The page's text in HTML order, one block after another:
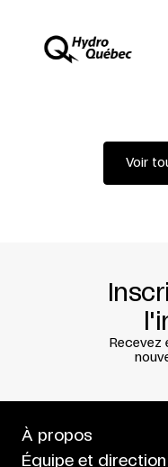
Voir
Recevez
À propos
Équipe et direction